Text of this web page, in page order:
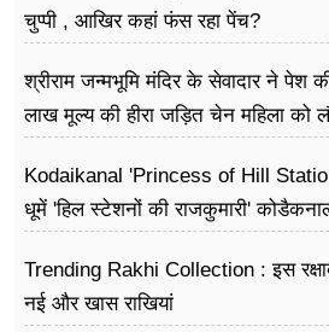
चुप्पी , आखिर कहां फंस रहा पेंच?
श्रीराम जन्मभूमि मंदिर के सेवादार ने पेश
लाख मूल्य की हीरा जड़ित चेन महिला को
Kodaikanal 'Princess of Hill
धूमें 'हिल स्टेशनों की राजकुमारी'
Trending Rakhi Collection : इस
नई और खास राखियां